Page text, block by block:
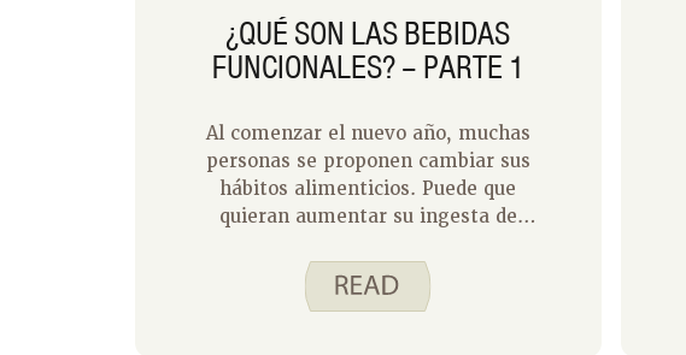
¿QUÉ SON LAS BEBIDAS
FUNCIONALES? – PARTE 1
Al comenzar el nuevo año, muchas
personas se proponen cambiar sus
hábitos alimenticios. Puede que
quieran aumentar su ingesta de
No faltan productos en el mercado
que afirman ayudar con todo lo